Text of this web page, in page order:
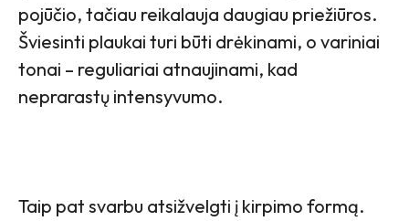
pojūčio, tačiau reikalauja daugiau priežiūros.
Šviesinti plaukai turi būti drėkinami, o variniai
tonai – reguliariai atnaujinami, kad
neprarastų intensyvumo.
Taip pat svarbu atsižvelgti į kirpimo formą.